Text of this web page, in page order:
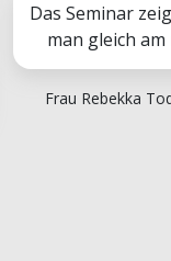
Das Seminar
man gleich
Frau Rebekka